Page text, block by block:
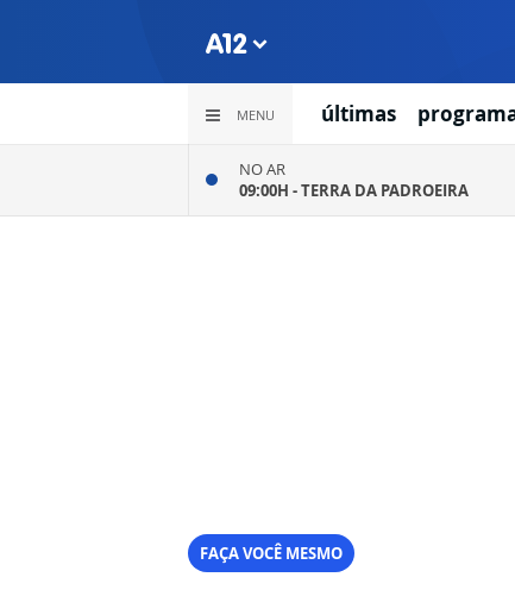
MENU últimas
NO AR
09:00H -TERRA DA PADROEIRA
FAÇA VOCÊ MESMO